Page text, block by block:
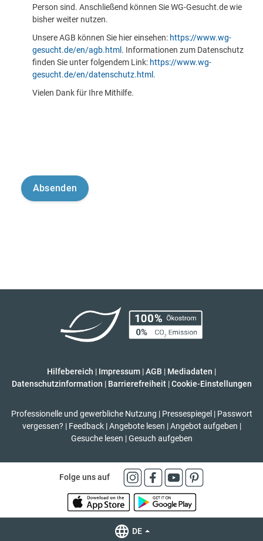
Person sind. Anschließend können Sie WG-Gesucht.de wie
bisher weiter nutzen.
Unsere AGB können Sie hier einsehen: https://www.wg-
gesucht.de/en/agb.html . Informationen zum Datenschutz
finden Sie unter folgendem Link: https://www.wg-
gesucht.de/en/datenschutz.html .
Vielen Dank für Ihre Mithilfe.
Hilfebereich | Impressum |AGB | Mediadaten |
Datenschutzinformation | Barrierefreiheit | Cookie-Einstellungen
Professionelle und gewerbliche Nutzung | Pressespiegel | Passwort
vergessen? | Feedback | Angebote lesen | Angebot aufgeben |
Gesuche lesen | Gesuch aufgeben
Folge uns auf
DE